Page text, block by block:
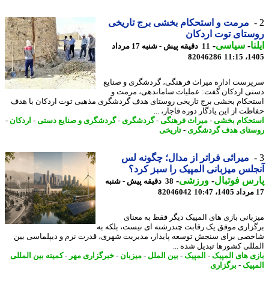
مرمت و استحکام بخشی برج تاریخی
توت اردکان
-سیاسی-
11 دقیقه پیش - شنبه 17 مرداد
82046286
اداره میراث فرهنگی، گردشگری و صنایع
اردکان گفت: عملیات ساماندهی، مرمت و
بخشی برج تاریخی روستای هدف گردشگری مذهبی توت اردکان با هدف
از این یادگار دوره قاجار، ...
بخشی-میراث فرهنگی-گردشگری- گردشگری و صنایع دستی-اردکان-
هدف گردشگری- تاریخی
میراثی فراتر از مدال؛ چگونه لس
میزبانی المپیک را سبز کرد؟
فوتبال-ورزشی-
38 دقیقه پیش - شنبه
82046042
بازی های المپیک دیگر فقط به معنای
موفق یک رقابت چندرشته ای نیست، بلکه به
برای سنجش توسعه پایدار، مدیریت شهری، قدرت نرم و دیپلماسی بین
کشورها تبدیل شده ...
های المپیک-المپیک-بین الملل-میزبان-خبرگزاری مهر-کمیته بین المللی
-برگزاری